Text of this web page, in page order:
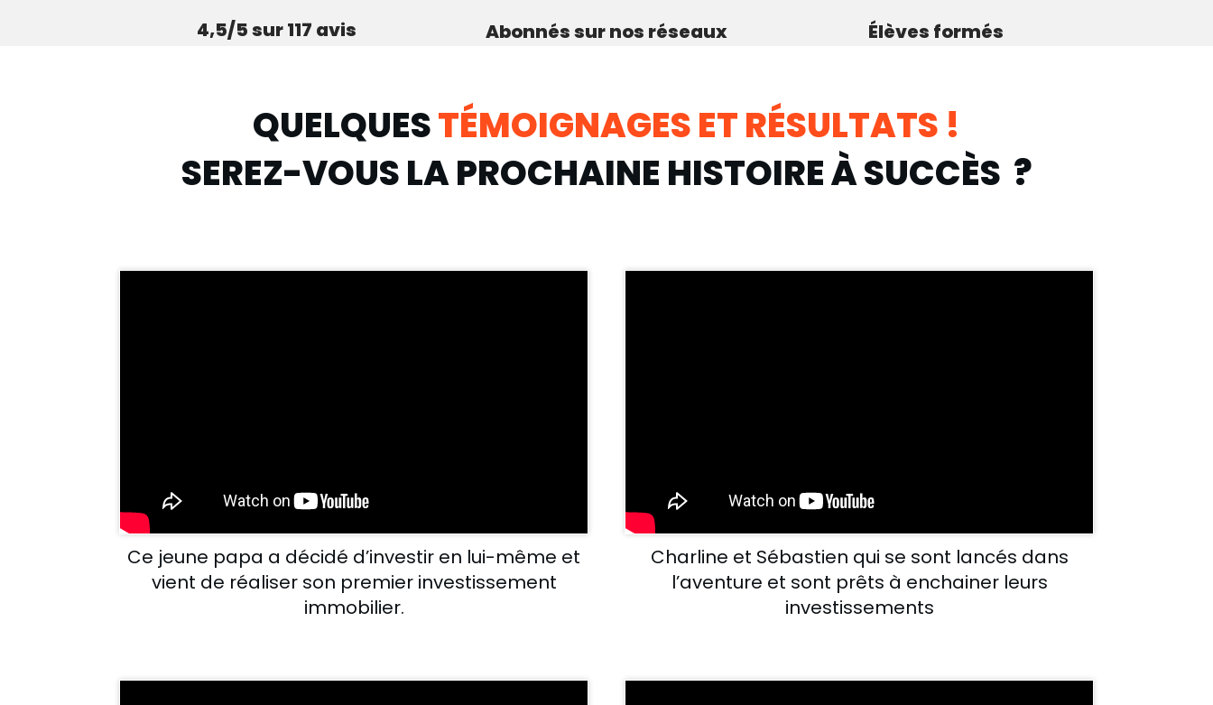
4,5/5 sur 117 avis Abonnés sur nos réseaux Élèves formés
QUELQUESTÉMOIGNAGES ET RÉSULTATS !
SEREZ-VOUS LA PROCHAINE HISTOIRE À SUCCÈS ?
Ce jeune papa a décidé d’investir en lui-même et
vient de réaliser son premier investissement
immobilier.
Charline et Sébastien qui se sont lancés dans
l’aventure et sont prêts à enchainer leurs
investissements